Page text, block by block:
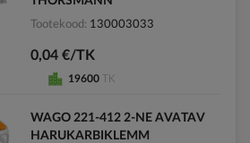
Tootekood 130003033
0,04 €/TK
19600 TK
WAGO 221-412 2-NE AVATAV
HARUKARBIKLEMM